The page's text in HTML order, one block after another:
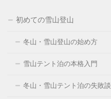
初めての雪山登山
冬山・雪山登山の始め方
雪山テント泊の本格入門
冬山・雪山テント泊の失敗談